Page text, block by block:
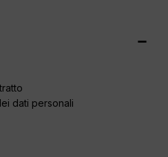
dati personali